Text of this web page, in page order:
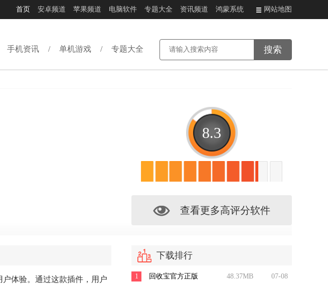
首页 安卓频道 苹果频道 电脑软件 专题大全 资讯频道 鸿蒙系统 网站地图
手机资讯 单机游戏 专题大全
8.3
查看更多高评分软件
体验。通过这款插件，用户
下载排行
07-08
48.37MB
1 回收宝官方正版